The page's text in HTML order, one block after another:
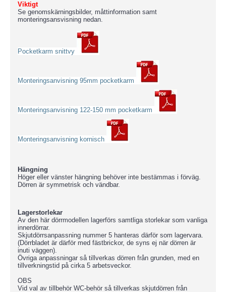
Viktigt
Se genomskärningsbilder, måttinformation samt
monteringsansvisning nedan.
Pocketkarm snittvy
Monteringsanvisning 95mm pocketkarm
Monteringsanvisning 122-150 mm pocketkarm
Monteringsanvisning kornisch
Hängning
Höger eller vänster hängning behöver inte bestämmas i förväg.
Dörren är symmetrisk och vändbar.
Lagerstorlekar
Av den här dörrmodellen lagerförs samtliga storlekar som vanliga
innerdörrar.
Skjutdörrsanpassning nummer 5 hanteras därför som lagervara.
(Dörrbladet är därför med fästbrickor, de syns ej när dörren är
inuti väggen).
Övriga anpassningar så tillverkas dörren från grunden, med en
tillverkningstid på cirka 5 arbetsveckor.
OBS
Vid val av tillbehör WC-behör så tillverkas skjutdörren från